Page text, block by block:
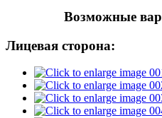
Возможные
Лицевая сторона: